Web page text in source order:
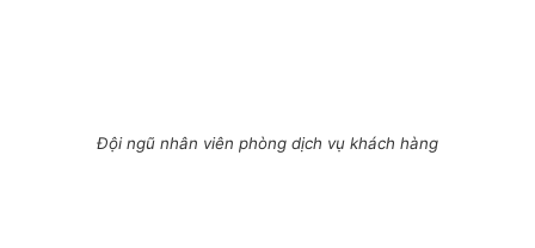
Đội ngũ nhân viên phòng dịch vụ khách hàng